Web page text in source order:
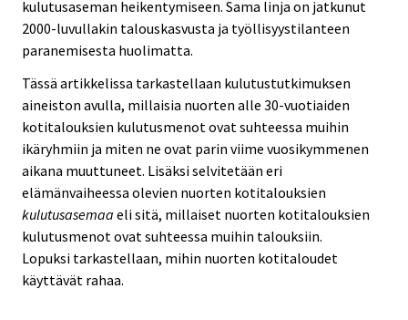
kulutusaseman heikentymiseen. Sama linja on jatkunut
2000-luvullakin talouskasvusta ja työllisyystilanteen
paranemisesta huolimatta.
Tässä artikkelissa tarkastellaan kulutustutkimuksen
aineiston avulla, millaisia nuorten alle 30-vuotiaiden
kotitalouksien kulutusmenot ovat suhteessa muihin
ikäryhmiin ja miten ne ovat parin viime vuosikymmenen
aikana muuttuneet. Lisäksi selvitetään eri
elämänvaiheessa olevien nuorten kotitalouksien
kulutusasemaa eli sitä, millaiset nuorten kotitalouksien
kulutusmenot ovat suhteessa muihin talouksiin.
Lopuksi tarkastellaan, mihin nuorten kotitaloudet
käyttävät rahaa.